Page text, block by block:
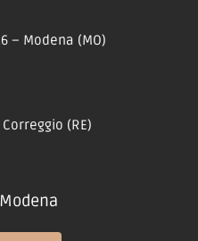
– Modena (MO)
(RE)